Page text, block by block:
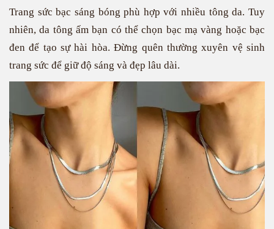
Trang sức bạc sáng bóng phù hợp với nhiều tông da. Tuy
nhiên, da tông ấm bạn có thể chọn bạc mạ vàng hoặc bạc
đen để tạo sự hài hòa. Đừng quên thường xuyên vệ sinh
trang sức để giữ độ sáng và đẹp lâu dài.